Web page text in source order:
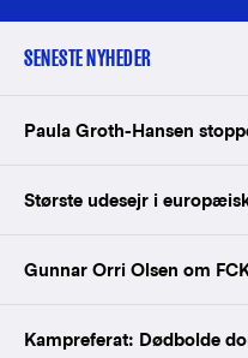
SENESTE NYHEDER
Paula Groth-Hansen
Største udesejr i
Gunnar Orri Olsen om
Kampreferat: Dødbolde